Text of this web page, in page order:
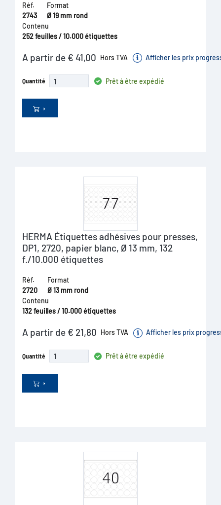
Réf.
2743
Format
Ø 19 mm rond
Contenu
252 feuilles / 10.000 étiquettes
A partir de € 41,00 Hors TVA Afficher les prix
Quantité Prêt à être expédié
HERMA Étiquettes adhésives pour presses,
DP1, 2720, papier blanc, Ø 13 mm, 132
f./10.000 étiquettes
Réf.
2720
Format
Ø 13 mm rond
Contenu
132 feuilles / 10.000 étiquettes
A partir de € 21,80 Hors TVA Afficher les prix
Quantité Prêt à être expédié